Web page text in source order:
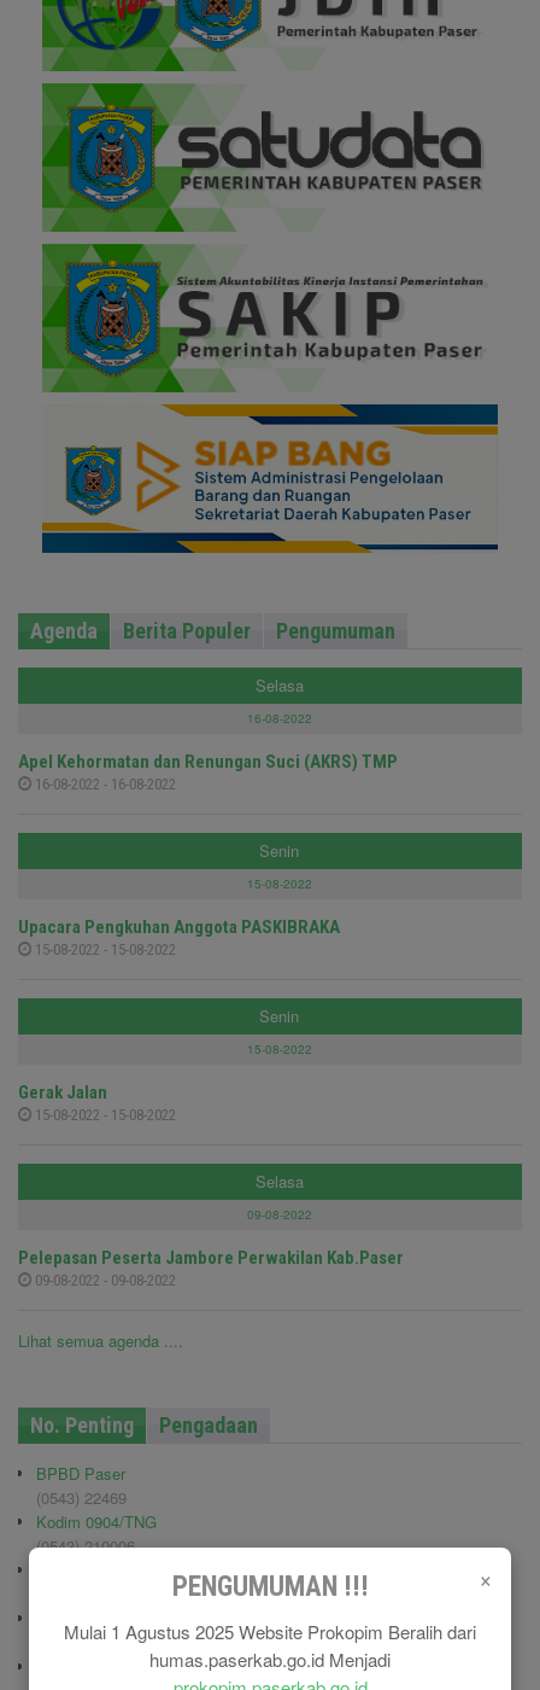
×
PENGUMUMAN !!!
Mulai 1 Agustus 2025 Website Prokopim Beralih dari
humas.paserkab.go.id Menjadi
Agenda Berita Populer Pengumuman
Selasa
16-08-2022
Apel Kehormatan dan Renungan Suci (AKRS) TMP
16-08-2022 - 16-08-2022
Senin
15-08-2022
Upacara Pengkuhan Anggota PASKIBRAKA
15-08-2022 - 15-08-2022
Senin
15-08-2022
Gerak Jalan
15-08-2022 - 15-08-2022
Selasa
09-08-2022
Pelepasan Peserta Jambore Perwakilan Kab.Paser
09-08-2022 - 09-08-2022
Lihat semua agenda ....
No. Penting Pengadaan
BPBD Paser
(0543) 22469
Kodim 0904/TNG
(0543) 210006
Pemadam Kebakaran
(0543) 21687